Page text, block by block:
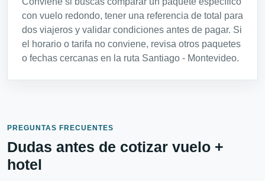
con vuelo redondo, tener una referencia de total para
dos viajeros y validar condiciones antes de pagar. Si
el horario o tarifa no conviene, revisa otros paquetes
o fechas cercanas en la ruta Santiago - Montevideo.
PREGUNTAS FRECUENTES
Dudas antes de cotizar vuelo +
hotel